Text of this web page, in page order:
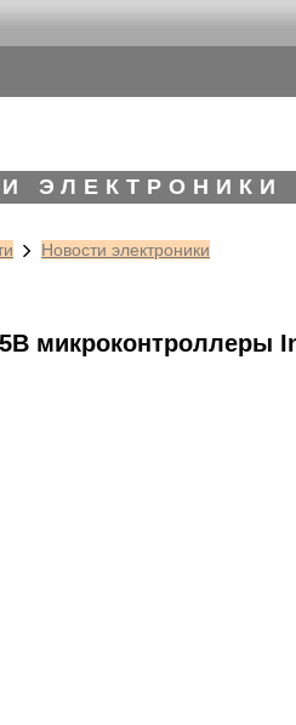
ЭЛЕКТРОНИКИ
Новости электроники
микроконтроллеры